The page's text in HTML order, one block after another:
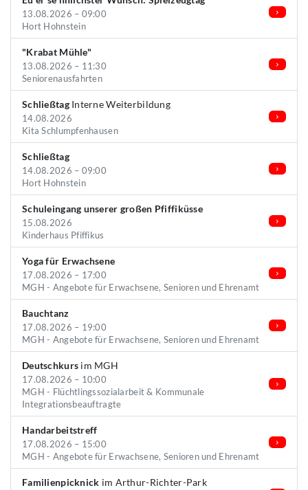
13.08.2026 – 09:00
Hort Hohnstein
"Krabat Mühle"
13.08.2026 – 11:30
Seniorenausfahrten
SchließtagInterne Weiterbildung
14.08.2026
Kita Schlumpfenhausen
Schließtag
14.08.2026 – 09:00
Hort Hohnstein
Schuleingang unserer großen Pfiffiküsse
15.08.2026
Kinderhaus Pfiffikus
Yoga für Erwachsene
17.08.2026 – 17:00
MGH - Angebote für Erwachsene, Senioren und Ehrenamt
Bauchtanz
17.08.2026 – 19:00
MGH - Angebote für Erwachsene, Senioren und Ehrenamt
Deutschkurs im MGH
17.08.2026 – 10:00
MGH - Flüchtlingssozialarbeit & Kommunale
Integrationsbeauftragte
Handarbeitstreff
17.08.2026 – 15:00
MGH - Angebote für Erwachsene, Senioren und Ehrenamt
Familienpicknick im Arthur-Richter-Park